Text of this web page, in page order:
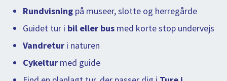
Rundvisning på museer, slotte og herregårde
Guidet tur i bil eller bus med korte stop undervejs
Vandretur i naturen
Cykeltur med guide